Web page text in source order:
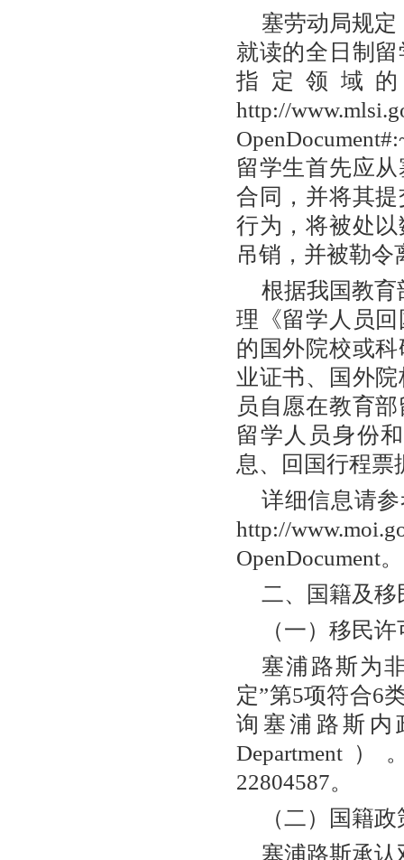
塞劳动局规定
就读的全日制
指定领域
http://
留学生首先应
合同，并将其
行为，将被处
吊销，并被勒令
根据我国教育
理《留学人员
的国外院校或
业证书、国外
员自愿在教育
留学人员身份
息、回国行程票
详细信息请
http://
OpenDocument
二、国籍及移
（一）移民许
塞浦路斯为
定”第5项符合6
询塞浦路斯内
Department
22804587。
（二）国籍政
塞浦路斯承